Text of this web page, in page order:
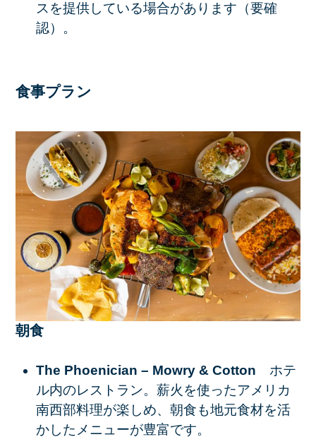
スを提供している場合があります（要確
認）。
食事プラン
朝食
The Phoenician – Mowry & Cotton ホテ
ル内のレストラン。薪火を使ったアメリカ
南西部料理が楽しめ、朝食も地元食材を活
かしたメニューが豊富です。